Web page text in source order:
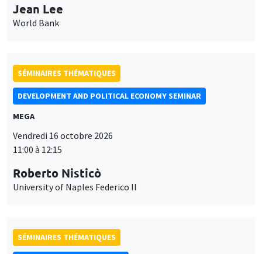
Jean Lee
World Bank
SÉMINAIRES THÉMATIQUES
DEVELOPMENT AND POLITICAL ECONOMY SEMINAR
MEGA
Vendredi 16 octobre 2026
11:00 à 12:15
Roberto Nisticò
University of Naples Federico II
SÉMINAIRES THÉMATIQUES